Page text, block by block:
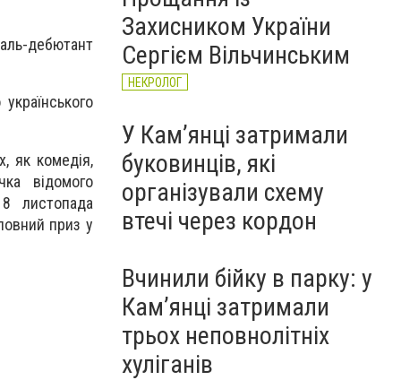
дебютант
як комедія,
відомого
листопада
приз у
Захисником України
Сергієм Вільчинським
НЕКРОЛОГ
У Кам’янці затримали
буковинців, які
організували схему
втечі через кордон
Вчинили бійку в парку: у
Кам’янці затримали
трьох неповнолітніх
хуліганів